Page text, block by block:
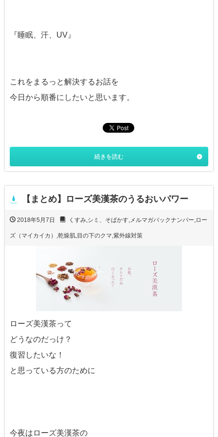
『睡眠、汗、UV』
これをまるっと解決するお話を
今日から順番にしたいと思います。
続きを読む
【まとめ】ローズ美漢茶のうるおいパワー
2018年5月7日 くすみ シミ、そばかす メルマガバックナンバー ロー
ズ（マイカイカ） 乾燥肌 目の下のクマ 紫外線対策
ローズ美漢茶って
どうなのだっけ？
復習したいな！
と思っている方のために
今夜はローズ美漢茶の